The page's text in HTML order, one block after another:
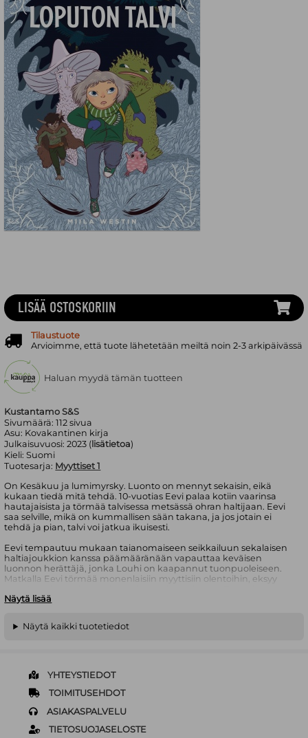
Kustantamo S&S
Sivumäärä:112 sivua
Asu: Kovakantinen kirja
Julkaisuvuosi:2023 ( lisätietoa)
Kieli:Suomi
Tuotesarja: Myyttiset 1
On Kesäkuu ja lumimyrsky. Luonto on mennyt sekaisin, eikä
kukaan tiedä mitä tehdä. 10-vuotias Eevi palaa kotiin vaarinsa
hautajaisista ja törmää talvisessa metsässä ohran haltijaan. Eevi
saa selville, mikä on kummallisen sään takana, ja jos jotain ei
tehdä ja pian, talvi voi jatkua ikuisesti.
Eevi tempautuu mukaan taianomaiseen seikkailuun sekalaisen
haltiajoukkion kanssa päämääränään vapauttaa keväisen
luonnon herättäjä, jonka Louhi on kaapannut tuonpuoleiseen.
Matkalla Eevi törmää monenlaisiin myyttisiin olentoihin, eksyy
sielulintujen lepopaikkaan.
Myyttiset on muinaista itämerensuomalaista kansan perinnettä
lapsille tutuksi tuova sarjakuvaromaanisarja, jonka ensimmäinen
vaikeudesta.
Miila Westin (s. 1987) on Oulussa kasvanut helsinkiläinen kuvittaja,
tutkinut suomalaisen myytistön visuaalisuutta. Loputon talvi on
hänen esikoisteoksensa.
Ikäsuositus 9-12 v.
Näytä lisää
LISÄÄ OSTOSKORIIN
Tilaustuote
Arvioimme, että tuote lähetetään meiltä noin 2-3 arkipäivässä
Haluan myydä tämän tuotteen
Näytä kaikki tuotetiedot
YHTEYSTIEDOT
TOIMITUSEHDOT
ASIAKASPALVELU
TIETOSUOJASELOSTE